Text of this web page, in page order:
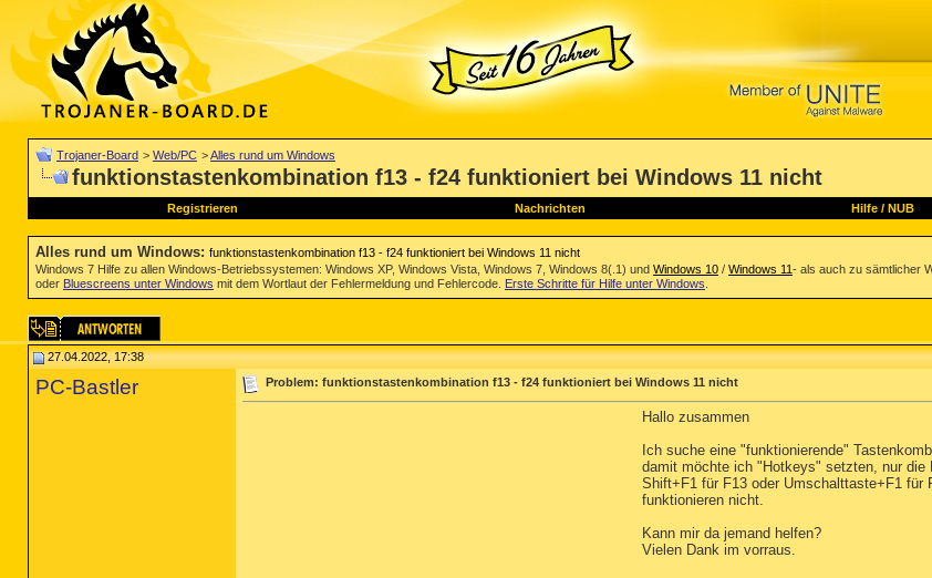
Trojaner-Board > Web/PC >Alles rund um Windows
funktionstastenkombination f13 - f24 funktioniert bei Windows 11 nicht
Registrieren Nachrichten Hilfe/ NUB
Alles rund um Windows: funktionstastenkombination f13 - f24 funktioniert bei Windows 11 nicht
Windows 7 Hilfe zu allen Windows-Betriebssystemen: Windows XP, Windows Vista, Windows 7, Windows 8(.1) und Windows 10 / Windows 11- als auch zu sämtlicher
oder Bluescreens unter Windows mit dem Wortlaut der Fehlermeldung und Fehlercode. Erste Schritte für Hilfe unter Windows
27.04.2022, 17:38
PC-Bastler Problem: funktionstastenkombination f13 - f24 funktioniert bei Windows 11 nicht
Hallo zusammen
Ich suche eine "funktionierende"
damit möchte ich "Hotkeys" setzten, nur die
Shift+F1 für F13 oder Umschalttaste+F1 für
funktionieren nicht.
Kann mir da jemand helfen?
Vielen Dank im vorraus.